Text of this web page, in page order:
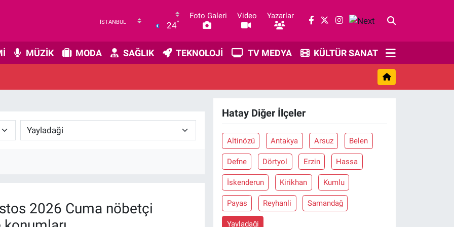
24°
Foto Galeri Video Yazarlar
MÜZİK MODA SAĞLIK TEKNOLOJİ TV MEDYA KÜLTÜR SANAT
2026 Cuma nöbetçi
Hatay Diğer İlçeler
Altinözü Antakya Arsuz Belen
Defne Dörtyol Erzin Hassa
İskenderun Kirikhan Kumlu
Payas Reyhanli Samandağ
Yayladaği